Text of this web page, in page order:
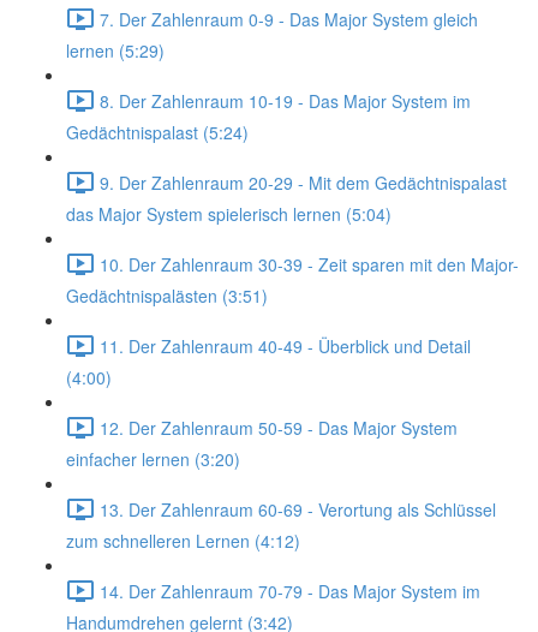
7. Der Zahlenraum 0-9 - Das Major System gleich
lernen (5:29)
8. Der Zahlenraum 10-19 - Das Major System im
Gedächtnispalast (5:24)
9. Der Zahlenraum 20-29 - Mit dem Gedächtnispalast
das Major System spielerisch lernen (5:04)
10. Der Zahlenraum 30-39 - Zeit sparen mit den Major-
Gedächtnispalästen (3:51)
11. Der Zahlenraum 40-49 - Überblick und Detail
(4:00)
12. Der Zahlenraum 50-59 - Das Major System
einfacher lernen (3:20)
13. Der Zahlenraum 60-69 - Verortung als Schlüssel
zum schnelleren Lernen (4:12)
14. Der Zahlenraum 70-79 - Das Major System im
Handumdrehen gelernt (3:42)